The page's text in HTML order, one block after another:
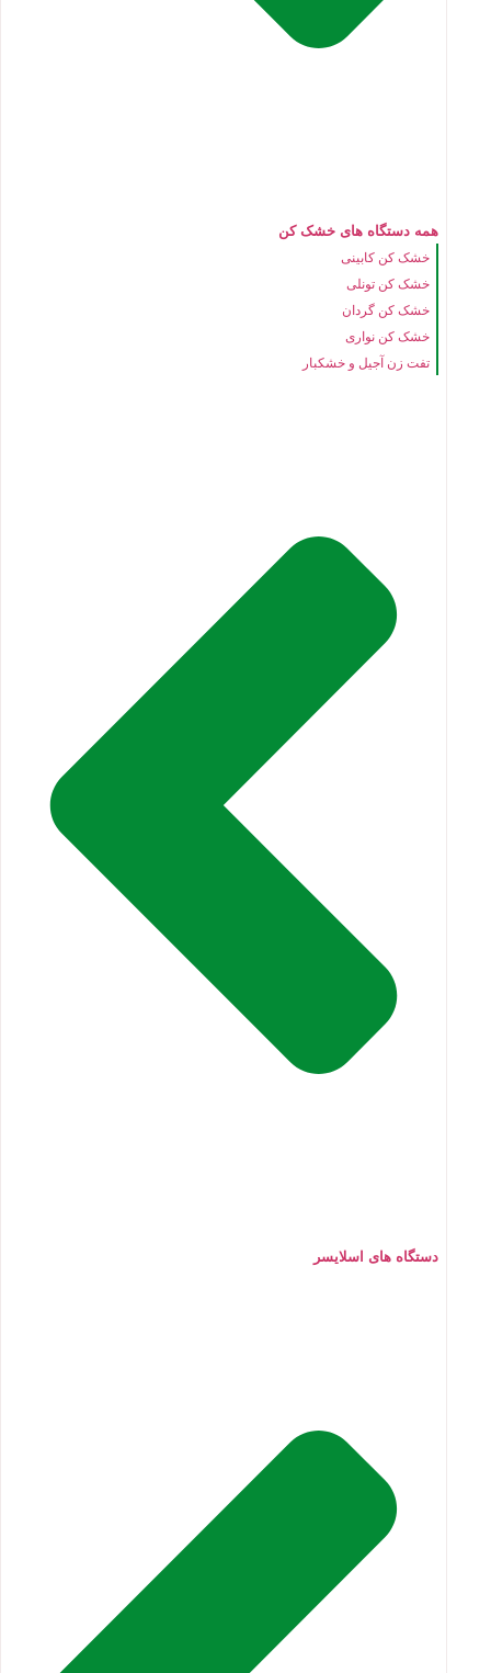
همه دستگاه های خشک کن
خشک کن کابینی
خشک کن تونلی
خشک کن گردان
خشک کن نواری
تفت زن آجیل و خشکبار
دستگاه های اسلایسر